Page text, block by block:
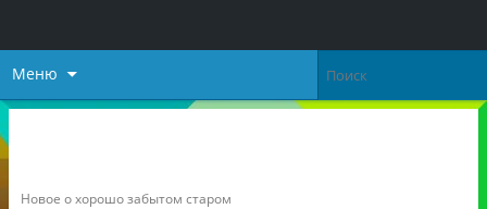
Меню
Новое о хорошо забытом старом